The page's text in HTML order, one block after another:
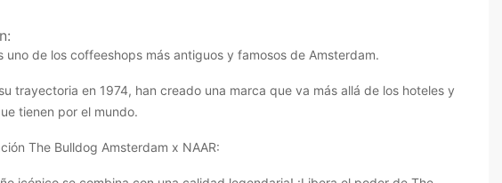
uno de los coffeeshops más antiguos y famosos de Amsterdam.
trayectoria en 1974, han creado una marca que va más allá de los hoteles y
tienen por el mundo.
The Bulldog Amsterdam x NAAR: